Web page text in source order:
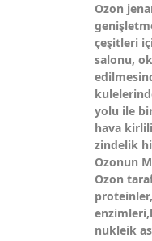
Ozon
çeşitleri
salonu,
yolu ile
hava
zindelik
Ozonun
Ozon
nukleik